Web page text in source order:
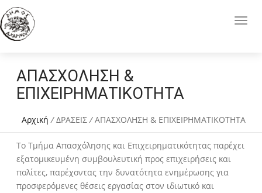
ΑΠΑΣΧΟΛΗΣΗ &
ΕΠΙΧΕΙΡΗΜΑΤΙΚΟΤΗΤΑ
Αρχική /ΔΡΑΣΕΙΣ /ΑΠΑΣΧΟΛΗΣΗ & ΕΠΙΧΕΙΡΗΜΑΤΙΚΟΤΗΤΑ
Το Τμήμα Απασχόλησης και Επιχειρηματικότητας παρέχει
εξατομικευμένη συμβουλευτική προς επιχειρήσεις και
πολίτες, παρέχοντας την δυνατότητα ενημέρωσης για
προσφερόμενες θέσεις εργασίας στον ιδιωτικό και